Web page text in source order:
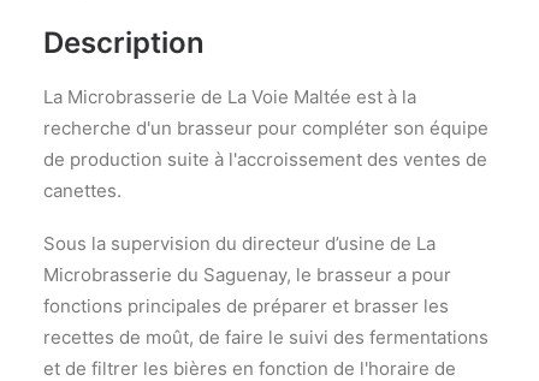
Description
La Microbrasserie de La Voie Maltée est à la
recherche d'un brasseur pour compléter son équipe
de production suite à l'accroissement des ventes de
canettes.
Sous la supervision du directeur d’usine de La
Microbrasserie du Saguenay, le brasseur a pour
fonctions principales de préparer et brasser les
recettes de moût, de faire le suivi des fermentations
et de filtrer les bières en fonction de l'horaire de